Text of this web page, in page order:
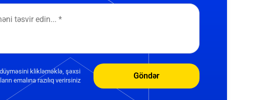
klikləməklə, şəxsi
emalına razılıq verirsiniz
Göndər